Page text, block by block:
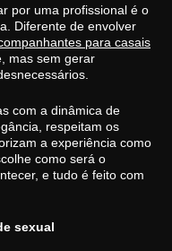
por uma profissional é o
Diferente de envolver
para casais
mas sem gerar
com a dinâmica de
respeitam os
a experiência como
como será o
e tudo é feito com
sexual